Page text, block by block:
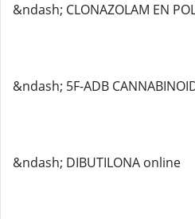
&ndash; CLONAZOLAM EN
&ndash; 5F-ADB
&ndash; DIBUTILONA online